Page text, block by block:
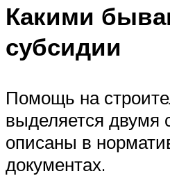
Какими
субсидии
Помощь на
выделяется двумя
описаны в
документах.